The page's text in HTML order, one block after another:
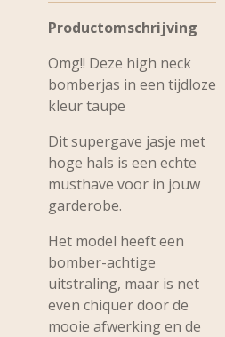
Productomschrijving
Omg!! Deze high neck
bomberjas in een tijdloze
kleur taupe
Dit supergave jasje met
hoge hals is een echte
musthave voor in jouw
garderobe.
Het model heeft een
bomber-achtige
uitstraling, maar is net
even chiquer door de
mooie afwerking en de